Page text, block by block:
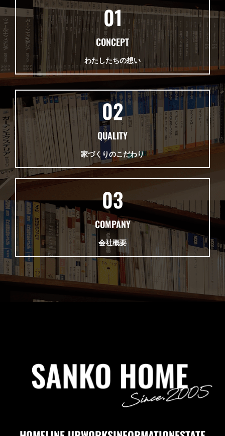
01
CONCEPT
わたしたちの想い
02
QUALITY
家づくりのこだわり
03
COMPANY
会社概要